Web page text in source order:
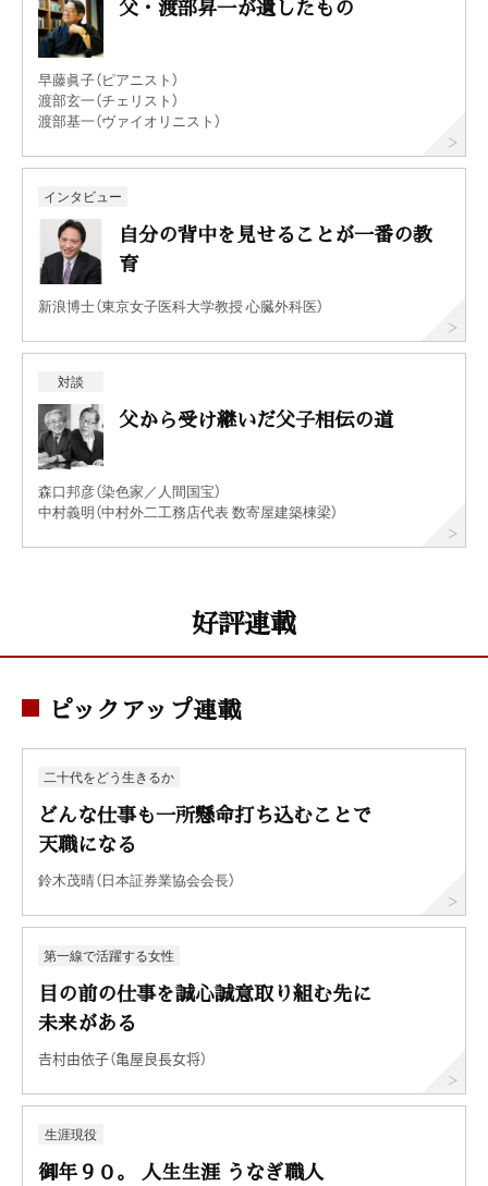
父・渡部昇一が遺したもの
早藤眞子（ピアニスト）
渡部玄一（チェリスト）
渡部基一（ヴァイオリニスト）
インタビュー
自分の背中を見せることが一番の教
育
新浪博士（東京女子医科大学教授 心臓外科医）
対談
父から受け継いだ父子相伝の道
森口邦彦（染色家／人間国宝）
中村義明（中村外二工務店代表 数寄屋建築棟梁）
好評連載
ピックアップ連載
二十代をどう生きるか
どんな仕事も一所懸命打ち込むことで
天職になる
鈴木茂晴（日本証券業協会会長）
第一線で活躍する女性
目の前の仕事を誠心誠意取り組む先に
未来がある
𠮷村由依子（亀屋良長女将）
生涯現役
御年９０。 人生生涯 うなぎ職人